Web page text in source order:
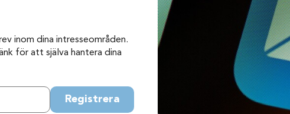
inom dina intresseområden.
för att själva hantera dina
Registrera